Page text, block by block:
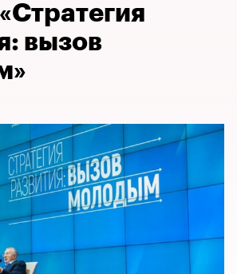
вызов